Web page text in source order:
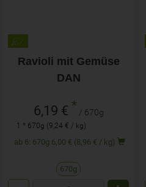
Ravioli mit Gemüse
DAN
6,19 € * / 670g
1 * 670g (9,24 € / kg)
ab 6: 670g 6,00 € (8,96 € / kg)
670g